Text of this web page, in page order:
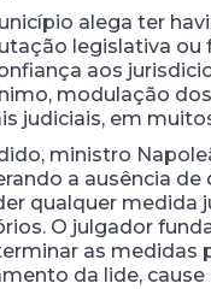
alega ter
legislativa ou
aos
modulação
judiciais, em
ministro
a ausência
qualquer
O julgador
as
da lide,